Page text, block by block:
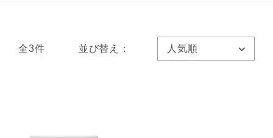
全3件 並び替え：